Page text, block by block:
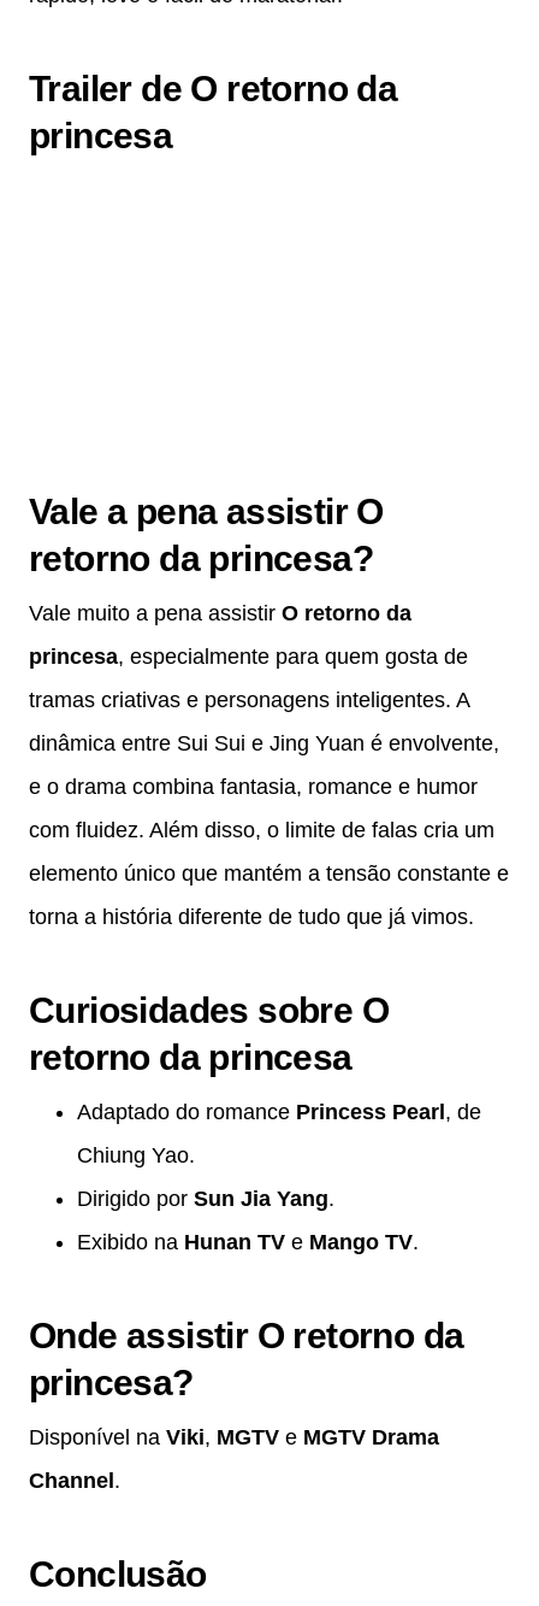
Trailer de O retorno da
princesa
Vale a pena assistir O
retorno da princesa?
Vale muito a pena assistir O retorno da
princesa, especialmente para quem gosta de
tramas criativas e personagens inteligentes. A
dinâmica entre Sui Sui e Jing Yuan é envolvente,
e o drama combina fantasia, romance e humor
com fluidez. Além disso, o limite de falas cria um
elemento único que mantém a tensão constante e
torna a história diferente de tudo que já vimos.
Curiosidades sobre O
retorno da princesa
Adaptado do romance Princess Pearl, de
Chiung Yao.
Dirigido por Sun Jia Yang.
Exibido na Hunan TV e Mango TV.
Onde assistir O retorno da
princesa?
Disponível na Viki, MGTV e MGTV Drama
Channel.
Conclusão